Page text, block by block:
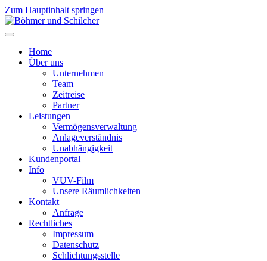
Zum Hauptinhalt springen
Home
Über uns
Unternehmen
Team
Zeitreise
Partner
Leistungen
Vermögensverwaltung
Anlageverständnis
Unabhängigkeit
Kundenportal
Info
VUV-Film
Unsere Räumlichkeiten
Kontakt
Anfrage
Rechtliches
Impressum
Datenschutz
Schlichtungsstelle